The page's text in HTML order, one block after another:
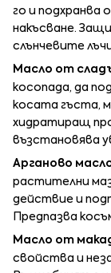
го и подхранва
накъсване.
слънчевите
Масло от
косопада, да
косата гъста,
хидратиращ
възстановява
Арганово
растителни
действие и
Предпазва
Масло от
свойства и